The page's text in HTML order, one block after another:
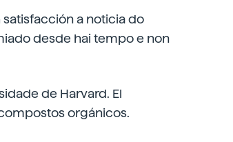
a noticia do
desde hai tempo e non
de Harvard. El
orgánicos.